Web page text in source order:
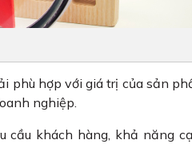
phù hợp với giá trị của sản
nghiệp.
cầu khách hàng, khả năng